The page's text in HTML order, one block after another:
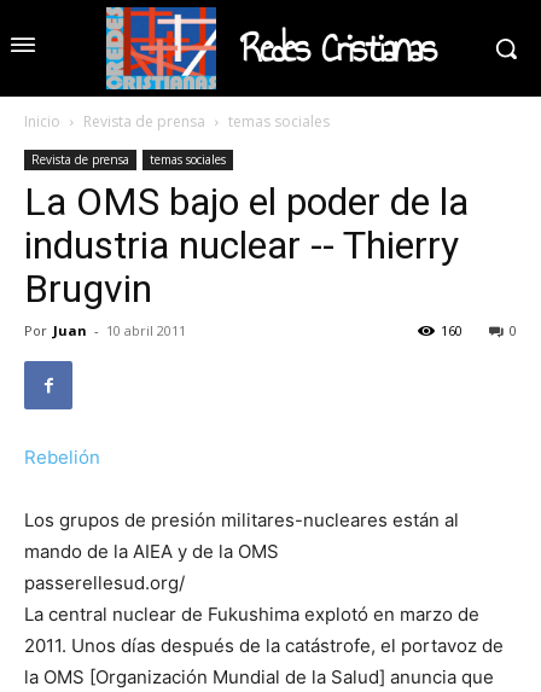
Redes Cristianas
Inicio Revista de prensa temas sociales
Revista de prensa temas sociales
La OMS bajo el poder de la
industria nuclear -- Thierry
Brugvin
Por Juan - 10 abril 2011 0
160
Rebelión
Los grupos de presión militares-nucleares están al
mando de la AIEA y de la OMS
passerellesud.org/
La central nuclear de Fukushima explotó en marzo de
2011. Unos días después de la catástrofe, el portavoz de
la OMS [Organización Mundial de la Salud] anuncia que